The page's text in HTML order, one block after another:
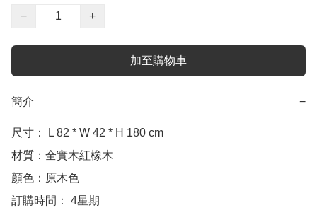
−
+
加至購物車
簡介 −
尺寸： L 82 * W 42 * H 180 cm
材質：全實木紅橡木
顏色：原木色
訂購時間： 4星期